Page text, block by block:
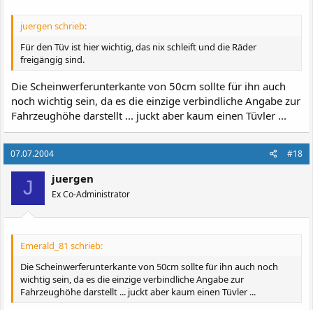
juergen schrieb:
Für den Tüv ist hier wichtig, das nix schleift und die Räder
freigängig sind.
Die Scheinwerferunterkante von 50cm sollte für ihn auch
noch wichtig sein, da es die einzige verbindliche Angabe zur
Fahrzeughöhe darstellt ... juckt aber kaum einen Tüvler ...
07.07.2004 #18
J juergen
Ex Co-Administrator
Emerald_81 schrieb:
Die Scheinwerferunterkante von 50cm sollte für ihn auch noch
wichtig sein, da es die einzige verbindliche Angabe zur
Fahrzeughöhe darstellt ... juckt aber kaum einen Tüvler ...